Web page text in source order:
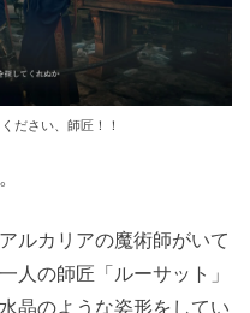
ださい、師匠！！
ルカリアの魔術師がいて
人の師匠「ルーサット」
晶のような姿形をしてい